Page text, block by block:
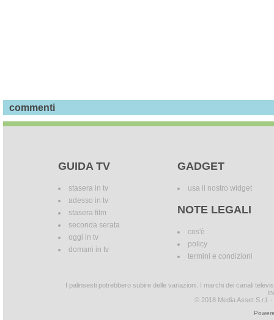
commenti
GUIDA TV
stasera in tv
adesso in tv
stasera film
seconda serata
oggi in tv
domani in tv
GADGET
usa il nostro widget
NOTE LEGALI
cos'è
policy
termini e condizioni
I palinsesti potrebbero subire delle variazioni. I marchi dei canali
© 2018 Media Asset S.r.l.